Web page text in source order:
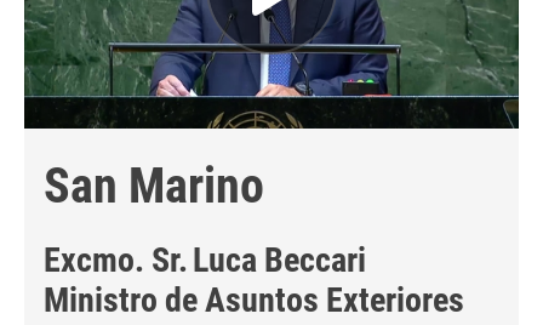
San Marino
Excmo. Sr.Luca Beccari
Ministro de Asuntos Exteriores